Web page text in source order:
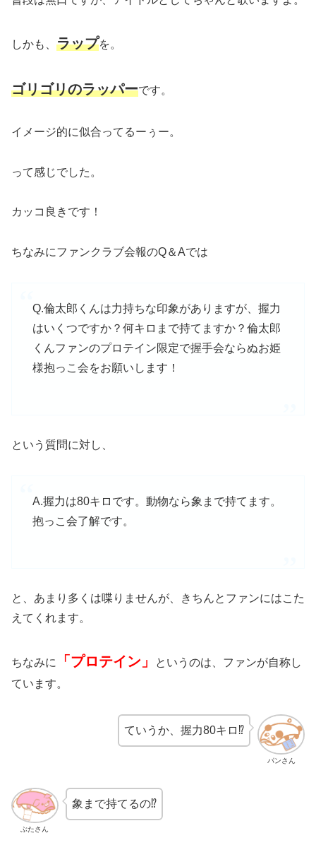
しかも、 ラップを。
ゴリゴリのラッパーです。
イメージ的に似合ってるーぅー。
って感じでした。
カッコ良きです！
ちなみにファンクラブ会報のQ＆Aでは
Q.倫太郎くんは力持ちな印象がありますが、握力
はいくつですか？何キロまで持てますか？倫太郎
くんファンのプロテイン限定で握手会ならぬお姫
様抱っこ会をお願いします！
という質問に対し、
A.握力は80キロです。動物なら象まで持てます。
抱っこ会了解です。
と、あまり多くは喋りませんが、きちんとファンにはこた
えてくれます。
ちなみに 「プロテイン」
というのは、ファンが自称し
ています。
パンさん
ていうか、握力80キロ⁉
ぶたさん
象まで持てるの⁉